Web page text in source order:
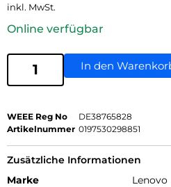
inkl. MwSt.
Online verfügbar
In den
WEEE Reg No
DE38765828
Artikelnummer 0197530298851
Zusätzliche Informationen
Marke
Lenovo